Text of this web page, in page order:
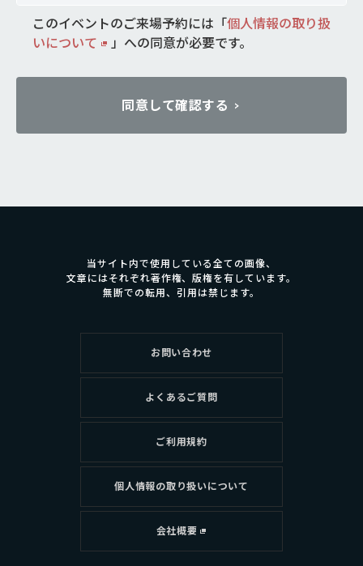
このイベントのご来場予約には「個人情報の取り扱
いについて
」 への同意が必要です。
同意して確認する
当サイト内で使用している全ての画像、
文章にはそれぞれ著作権、版権を有しています。
無断での転用、引用は禁じます。
お問い合わせ
よくあるご質問
ご利用規約
個人情報の取り扱いについて
会社概要